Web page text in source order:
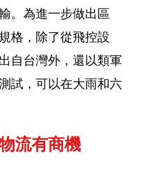
。為進一步做出區
格，除了從飛控設
自台灣外，還以類軍
試，可以在大雨和六
流有商機